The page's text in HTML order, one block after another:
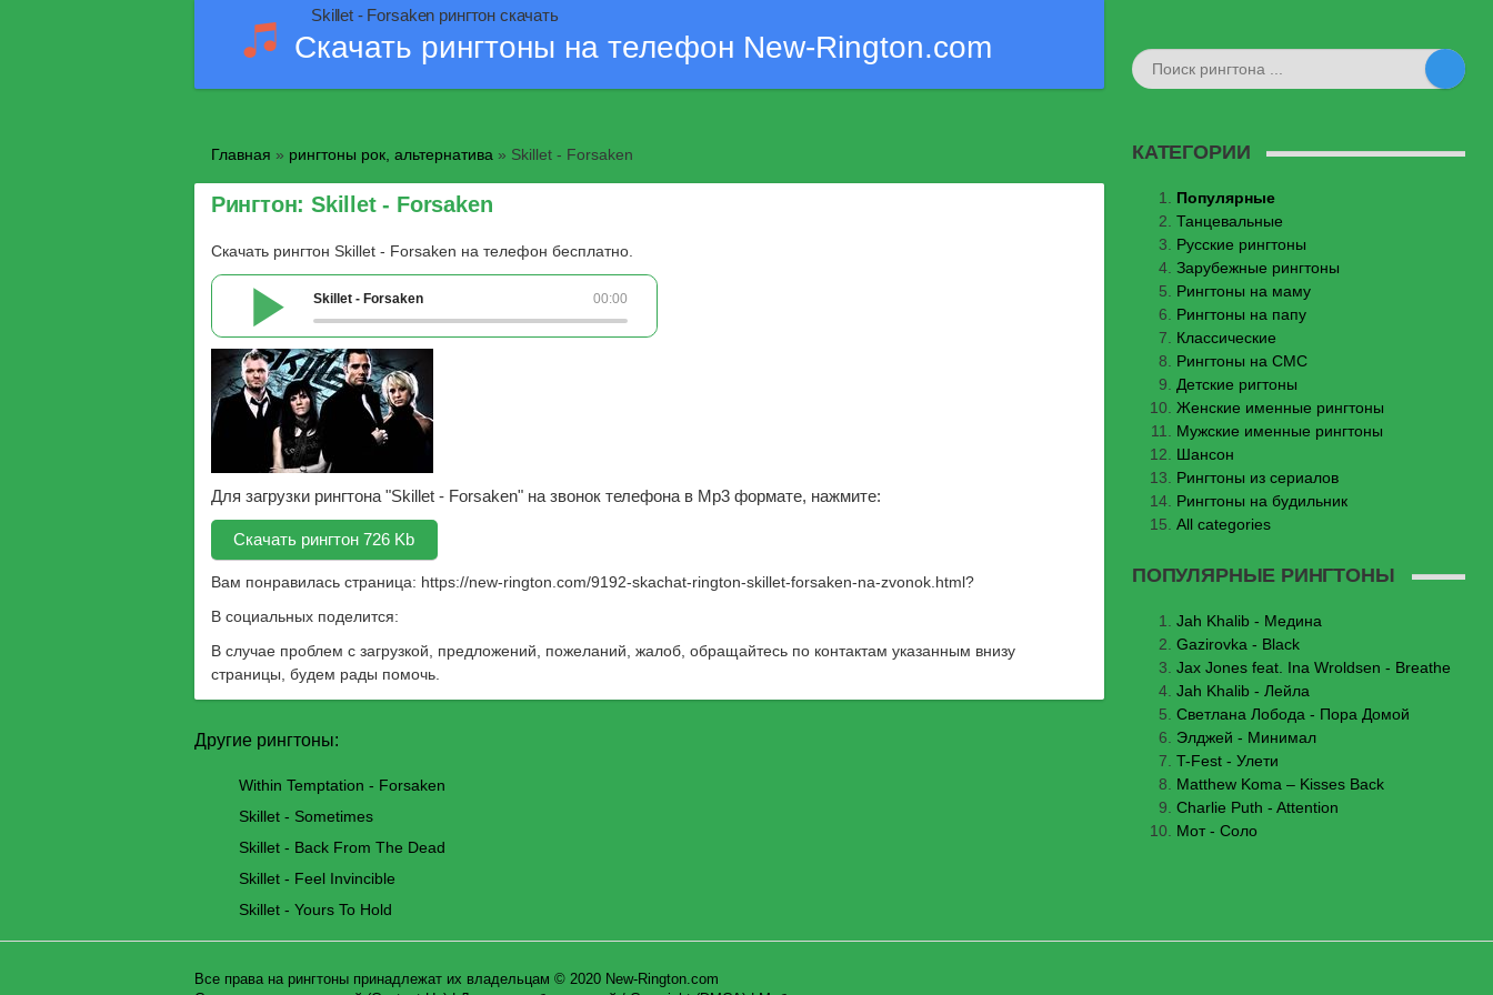
Skillet - Forsaken рингтон скачать
Скачать рингтоны на телефон New-Rington.com
Главная » рингтоны рок, альтернатива» Skillet - Forsaken
Рингтон: Skillet - Forsaken
Скачать рингтон Skillet - Forsaken на телефон бесплатно.
00:00
Skillet - Forsaken
Для загрузки рингтона "Skillet - Forsaken" на звонок телефона в Mp3 формате, нажмите:
Скачать рингтон 726 Kb
Вам понравилась страница: https://new-rington.com/9192-skachat-rington-skillet-forsaken-na-zvonok.html?
В социальных поделится:
В случае проблем с загрузкой, предложений, пожеланий, жалоб, обращайтесь по контактам указанным внизу
страницы, будем рады помочь.
Другие рингтоны:
Within Temptation - Forsaken
Skillet - Sometimes
Skillet - Back From The Dead
Skillet - Feel Invincible
Skillet - Yours To Hold
КАТЕГОРИИ
Популярные
Танцевальные
Русские рингтоны
Зарубежные рингтоны
Рингтоны на маму
Рингтоны на папу
Классические
Рингтоны на СМС
Детские ригтоны
Женские именные рингтоны
Мужские именные рингтоны
Шансон
Рингтоны из сериалов
Рингтоны на будильник
All categories
ПОПУЛЯРНЫЕ РИНГТОНЫ
Jаh Khаlib - Медина
Gazirovka - Black
Jax Jones feat. Ina Wroldsen - Breathe
Jah Khalib - Лейла
Светлана Лобода - Пора Домой
Элджей - Минимал
T-Fest - Улети
Matthew Koma – Kisses Back
Charlie Puth - Attention
Мот - Соло
Все права на рингтоны принадлежат их владельцам © 2020 New-Rington.com